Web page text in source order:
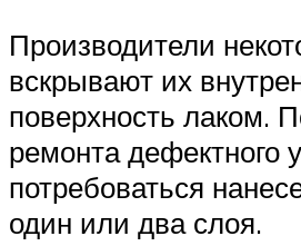
Производители
вскрывают их
поверхность лаком.
ремонта дефектного
потребоваться
один или два слоя.